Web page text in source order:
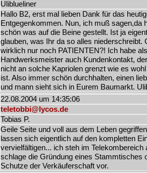
Uliblueliner
Hallo B2, erst mal lieben Dank für das
Entgegenkommen. Nun, ich muß sagen,da
schön was auf die Beine gestellt. Ist ja
glauben, was Ihr da so alles niederschreibt.
wirklich nur noch PATIENTEN?! Ich habe als
Handwerksmeister auch Kundenkontakt,
nicht an solche Kapriolen grenzt wie es
ist. Also immer schön durchhalten, einen
und mann sieht sich in Eurem Baumarkt.
22.08.2004 um 14:35:06
teletobbi@lycos.de
Tobias P.
Geile Seite und voll aus dem Leben
lassen sich eigentlich auf den kompletten
vervielfältigen... ich steh im Telekombereich
schlage die Gründung eines Stammtisches
Schutze der Verkäuferschaft vor.